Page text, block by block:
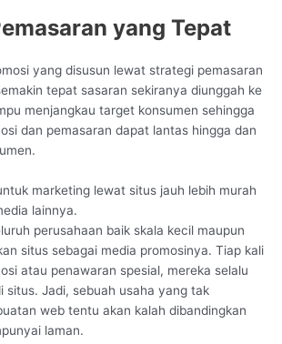
yang Tepat
yang disusun lewat strategi pemasaran
tepat sasaran sekiranya diunggah ke
menjangkau target konsumen sehingga
dan pemasaran dapat lantas hingga dan
marketing lewat situs jauh lebih murah
lainnya.
perusahaan baik skala kecil maupun
situs sebagai media promosinya. Tiap kali
atau penawaran spesial, mereka selalu
situs. Jadi, sebuah usaha yang tak
web tentu akan kalah dibandingkan
laman.